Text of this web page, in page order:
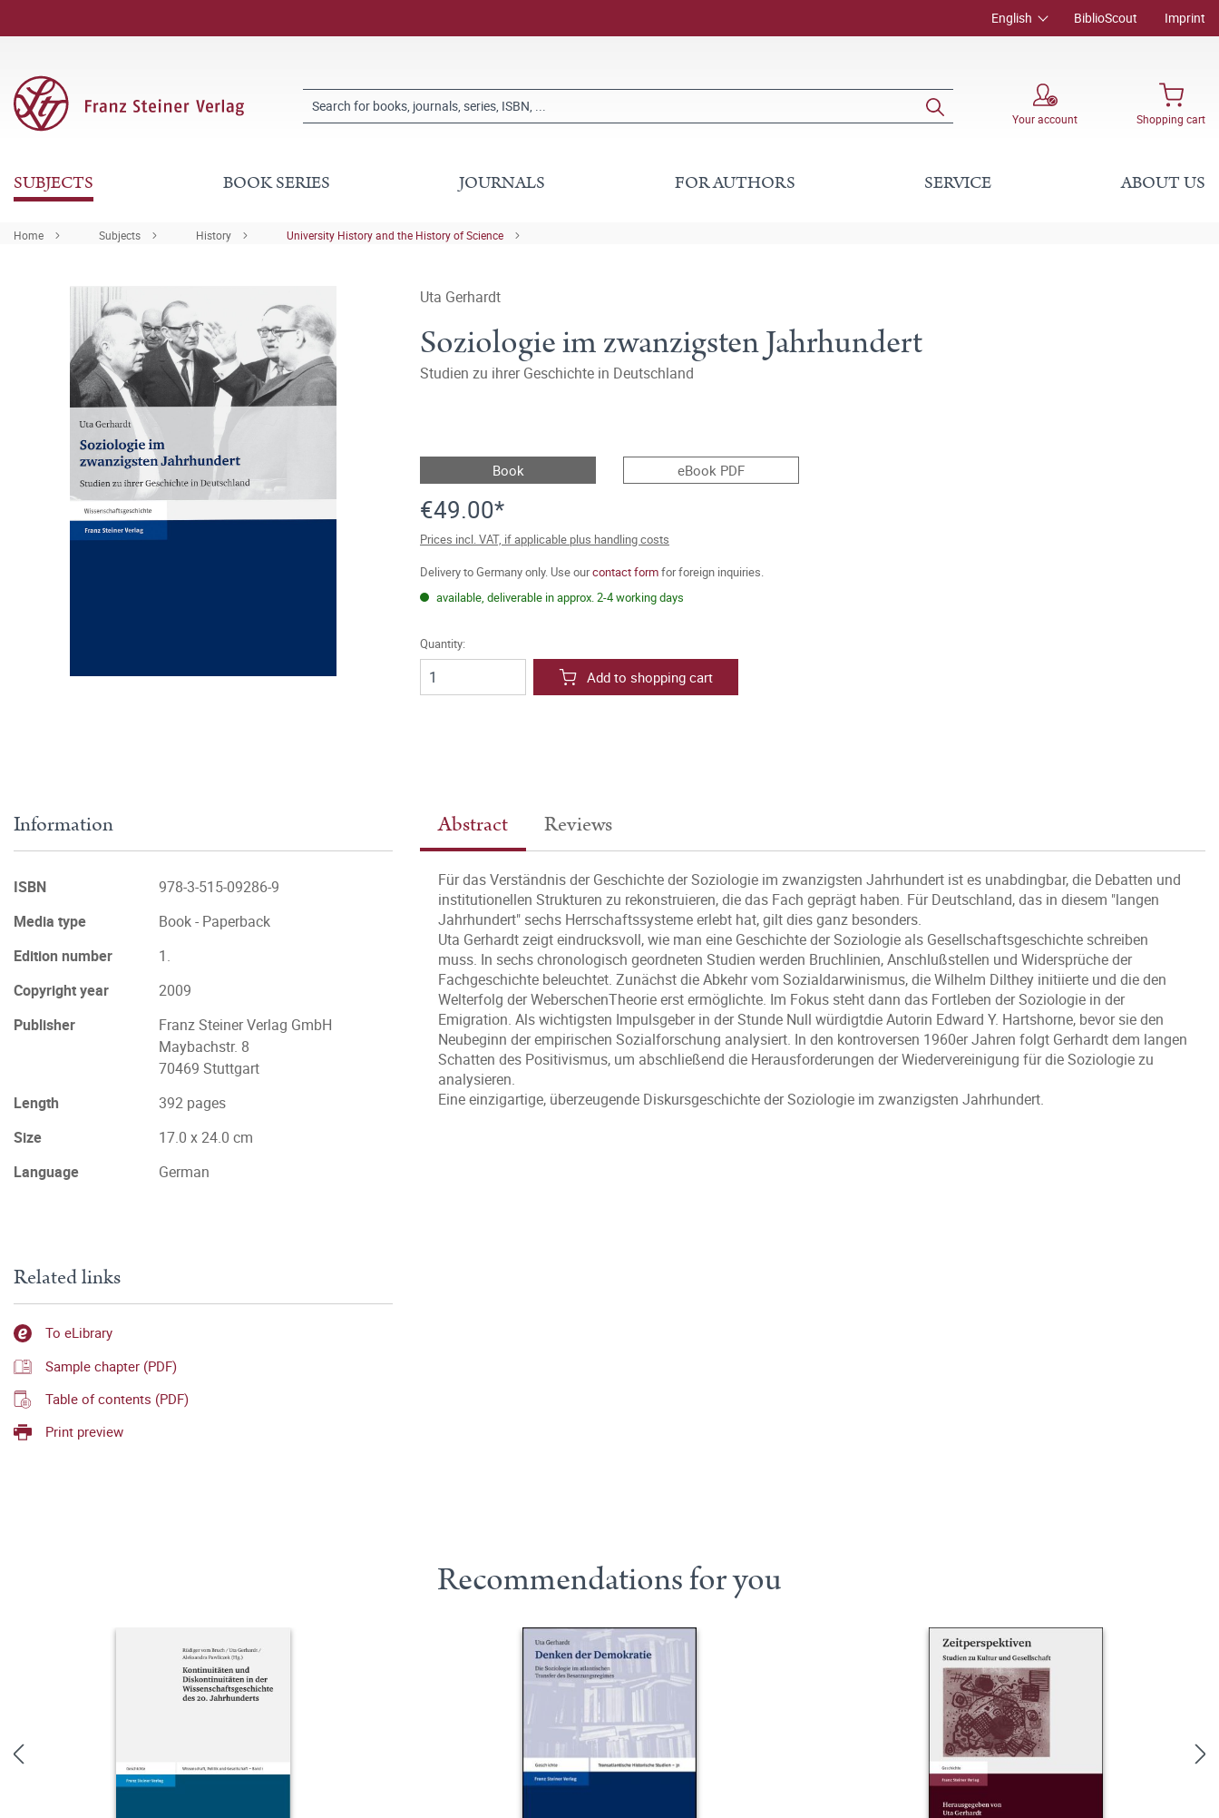
English BiblioScout Imprint
Your account Shopping cart
SUBJECTS BOOK SERIES JOURNALS FOR AUTHORS SERVICE ABOUT US
Home Subjects History University History and the History of Science
Uta Gerhardt
Soziologie im zwanzigsten Jahrhundert
Studien zu ihrer Geschichte in Deutschland
Book eBook PDF
€49.00*
Prices incl. VAT, if applicable plus handling costs
Delivery to Germany only. Use ourcontact formfor foreign inquiries.
available, deliverable in approx. 2-4 working days
Quantity:
Add to shopping cart
Abstract Reviews
Für das Verständnis der Geschichte der Soziologie im zwanzigsten Jahrhundert ist es unabdingbar, die Debatten und
institutionellen Strukturen zu rekonstruieren, die das Fach geprägt haben. Für Deutschland, das in diesem "langen
Jahrhundert" sechs Herrschaftssysteme erlebt hat, gilt dies ganz besonders.
Uta Gerhardt zeigt eindrucksvoll, wie man eine Geschichte der Soziologie als Gesellschaftsgeschichte schreiben
muss. In sechs chronologisch geordneten Studien werden Bruchlinien, Anschlußstellen und Widersprüche der
Fachgeschichte beleuchtet. Zunächst die Abkehr vom Sozialdarwinismus, die Wilhelm Dilthey initiierte und die den
Welterfolg der WeberschenTheorie erst ermöglichte. Im Fokus steht dann das Fortleben der Soziologie in der
Emigration. Als wichtigsten Impulsgeber in der Stunde Null würdigtdie Autorin Edward Y. Hartshorne, bevor sie den
Neubeginn der empirischen Sozialforschung analysiert. In den kontroversen 1960er Jahren folgt Gerhardt dem langen
Schatten des Positivismus, um abschließend die Herausforderungen der Wiedervereinigung für die Soziologie zu
analysieren.
Eine einzigartige, überzeugende Diskursgeschichte der Soziologie im zwanzigsten Jahrhundert.
Information
ISBN
978-3-515-09286-9
Media type
Book - Paperback
Edition number
1.
Copyright year
2009
Publisher
Franz Steiner Verlag GmbH
Maybachstr. 8
70469 Stuttgart
Length
392 pages
Size
17.0 x 24.0 cm
Language
German
Related links
To eLibrary
Sample chapter (PDF)
Table of contents (PDF)
Print preview
Recommendations for you